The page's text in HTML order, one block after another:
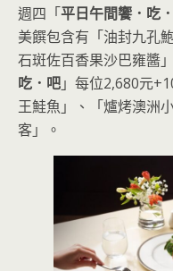
週四「平日午間饗．吃
美饌包含有「油封九孔
石斑佐百香果沙巴雍醬
吃．吧」每位2,680元
王鮭魚」、「爐烤澳洲
客」。